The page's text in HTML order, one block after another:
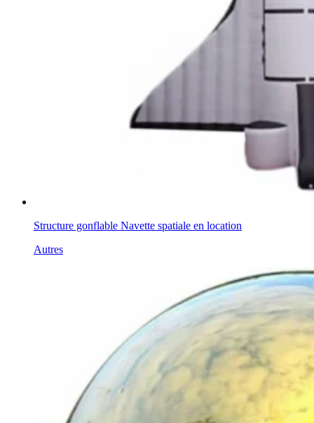
Structure gonflable Navette spatiale en location
Autres